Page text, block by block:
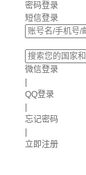
密码登录
短信登录
微信登录
QQ登录
忘记密码
立即注册